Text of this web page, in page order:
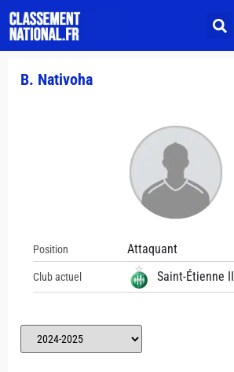
B. Nativoha
Position Attaquant
Club actuel Saint-Étienne II